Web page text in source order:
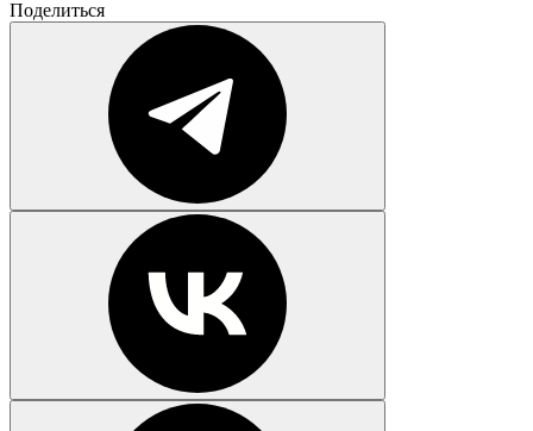
Поделиться